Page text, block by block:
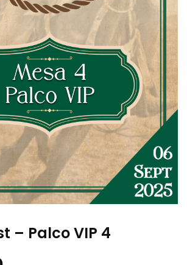
– Palco VIP 4